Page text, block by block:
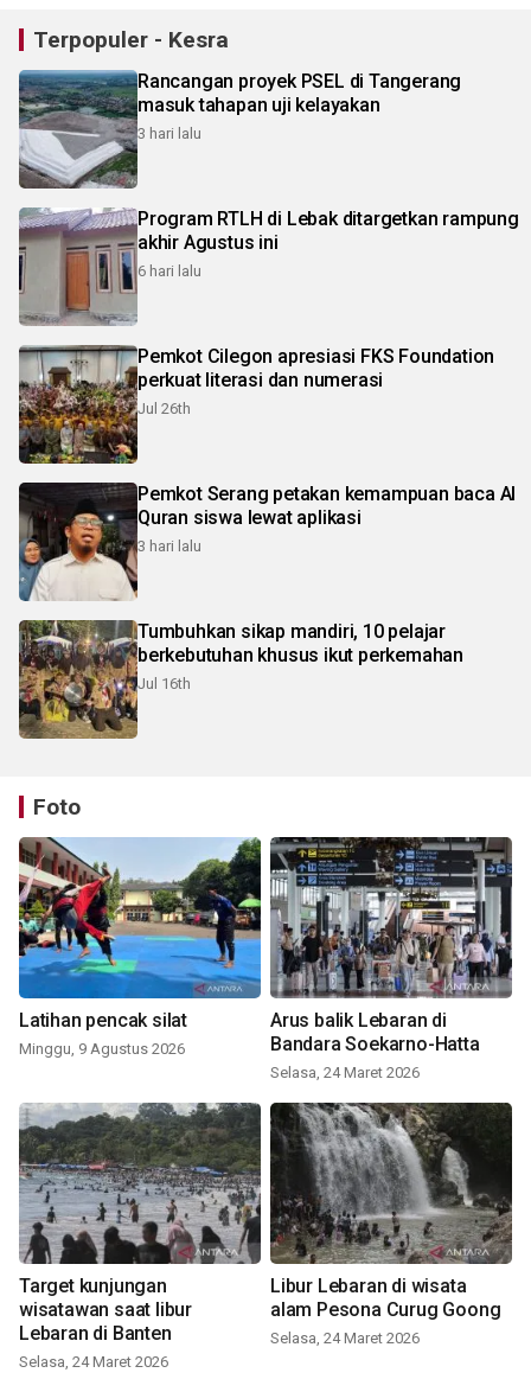
Terpopuler - Kesra
Rancangan proyek PSEL di Tangerang
masuk tahapan uji kelayakan
3 hari lalu
Program RTLH di Lebak ditargetkan rampung
akhir Agustus ini
6 hari lalu
Pemkot Cilegon apresiasi FKS Foundation
perkuat literasi dan numerasi
Jul 26th
Pemkot Serang petakan kemampuan baca Al
Quran siswa lewat aplikasi
3 hari lalu
Tumbuhkan sikap mandiri, 10 pelajar
berkebutuhan khusus ikut perkemahan
Jul 16th
Foto
Latihan pencak silat
Minggu, 9 Agustus 2026
Arus balik Lebaran di
Bandara Soekarno-Hatta
Selasa, 24 Maret 2026
Target kunjungan
wisatawan saat libur
Lebaran di Banten
Selasa, 24 Maret 2026
Libur Lebaran di wisata
alam Pesona Curug Goong
Selasa, 24 Maret 2026